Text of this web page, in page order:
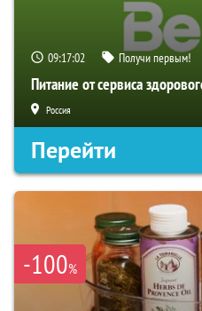
09:17:01 Получи первым!
Питание от сервиса
Россия
Перейти
-100%